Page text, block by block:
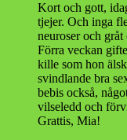
Kort och gott,
tjejer. Och inga
neuroser och gråt
Förra veckan
kille som hon
svindlande bra
bebis också,
vilseledd och
Grattis, Mia!